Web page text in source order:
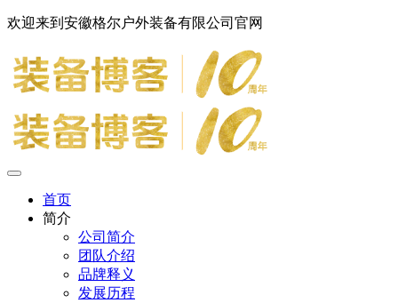
欢迎来到安徽格尔户外装备有限公司官网
首页
简介
公司简介
团队介绍
品牌释义
发展历程